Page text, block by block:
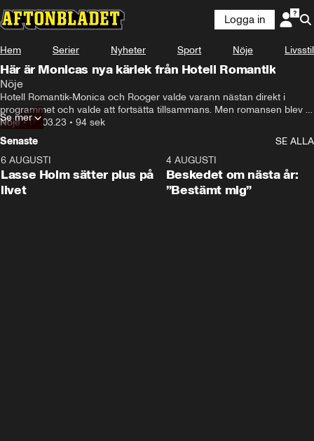
Logga in
Hem Serier Nyheter Sport Nöje Livsstil
Här är Monicas nya kärlek från Hotell Romantik
Nöje
Hotell Romantik-Monica och Rooger valde varann nästan direkt i
programmet och valde att fortsätta tillsammans. Men romansen blev
kortvarig på utsidan – nu har Monica hittat kärlek på nytt – i en annan
av deltagarna från tv-serien.
Nöje•03.03.23 • 94 sek
Se mer
Senaste
SE ALLA
6 AUGUSTI
Lasse Holm sätter plus på
livet
4 AUGUSTI
Beskedet om nästa år:
”Bestämt mig”